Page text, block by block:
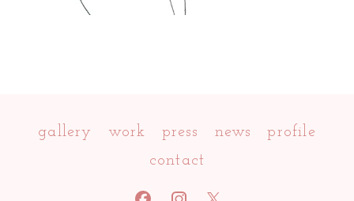
gallery work press news
profile
contact